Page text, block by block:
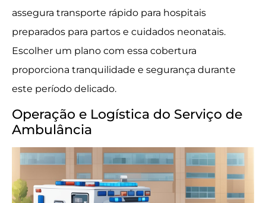
assegura transporte rápido para hospitais
preparados para partos e cuidados neonatais.
Escolher um plano com essa cobertura
proporciona tranquilidade e segurança durante
este período delicado.
Operação e Logística do Serviço de
Ambulância